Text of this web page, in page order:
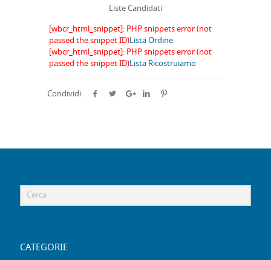
Liste Candidati
[wbcr_html_snippet]: PHP snippets error (not
passed the snippet ID)Lista Ordine
[wbcr_html_snippet]: PHP snippets error (not
passed the snippet ID)Lista Ricostruiamo
Condividi
CATEGORIE